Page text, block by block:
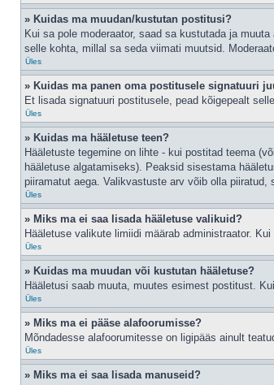
» Kuidas ma muudan/kustutan postitusi?
Kui sa pole moderaator, saad sa kustutada ja
selle kohta, millal sa seda viimati muutsid.
Üles
» Kuidas ma panen oma postitusele signatuuri
Et lisada signatuuri postitusele, pead kõigepealt
Üles
» Kuidas ma hääletuse teen?
Hääletuste tegemine on lihte - kui postitad teema
hääletuse algatamiseks). Peaksid sisestama
piiramatut aega. Valikvastuste arv võib olla piiratud,
Üles
» Miks ma ei saa lisada hääletuse valikuid?
Hääletuse valikute limiidi määrab administraator.
Üles
» Kuidas ma muudan või kustutan hääletuse?
Hääletusi saab muuta, muutes esimest postitust.
Üles
» Miks ma ei pääse alafoorumisse?
Mõndadesse alafoorumitesse on ligipääs ainult
Üles
» Miks ma ei saa lisada manuseid?